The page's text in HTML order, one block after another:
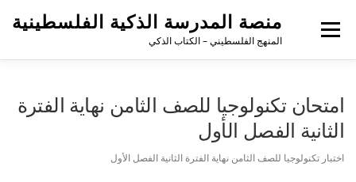
منصة المدرسة الذكية الفلسطينية
المنهج الفلسطيني – الكتاب الذكي
القائمة
امتحان تكنولوجيا للصف الثامن نهاية الفترة
الثانية الفصل الأول
اختبار تكنولوجيا للصف الثامن نهاية الفترة الثانية الفصل الأول